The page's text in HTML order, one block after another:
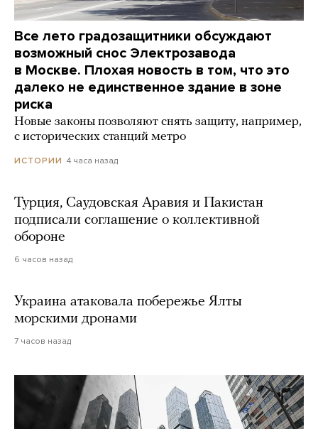
Все лето градозащитники обсуждают
возможный снос Электрозавода
в Москве. Плохая новость в том, что это
далеко не единственное здание в зоне
риска
Новые законы позволяют снять защиту, например,
с исторических станций метро
ИСТОРИИ 4 часа назад
Турция, Саудовская Аравия и Пакистан
подписали соглашение о коллективной
обороне
6 часов назад
Украина атаковала побережье Ялты
морскими дронами
7 часов назад